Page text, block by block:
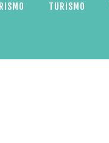
TURISMO